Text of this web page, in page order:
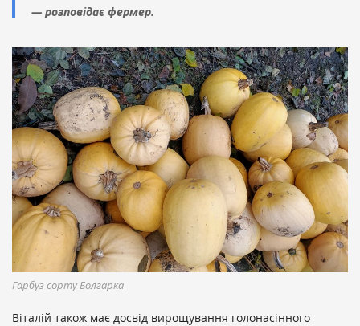
— розповідає фермер.
Гарбуз сорту Болгарка
Віталій також має досвід вирощування голонасінного